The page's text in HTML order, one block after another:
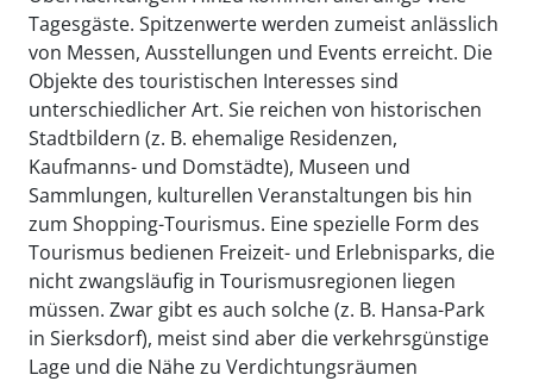
Tagesgäste. Spitzenwerte werden zumeist anlässlich
von Messen, Ausstellungen und Events erreicht. Die
Objekte des touristischen Interesses sind
unterschiedlicher Art. Sie reichen von historischen
Stadtbildern (z. B. ehemalige Residenzen,
Kaufmanns- und Domstädte), Museen und
Sammlungen, kulturellen Veranstaltungen bis hin
zum Shopping-Tourismus. Eine spezielle Form des
Tourismus bedienen Freizeit- und Erlebnisparks, die
nicht zwangsläufig in Tourismusregionen liegen
müssen. Zwar gibt es auch solche (z. B. Hansa-Park
in Sierksdorf), meist sind aber die verkehrsgünstige
Lage und die Nähe zu Verdichtungsräumen